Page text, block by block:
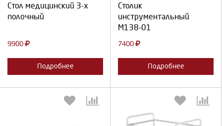
Стол медицинский 3-х
полочный
9900
Подробнее
Столик
инструментальный
М138-01
7400
Подробнее